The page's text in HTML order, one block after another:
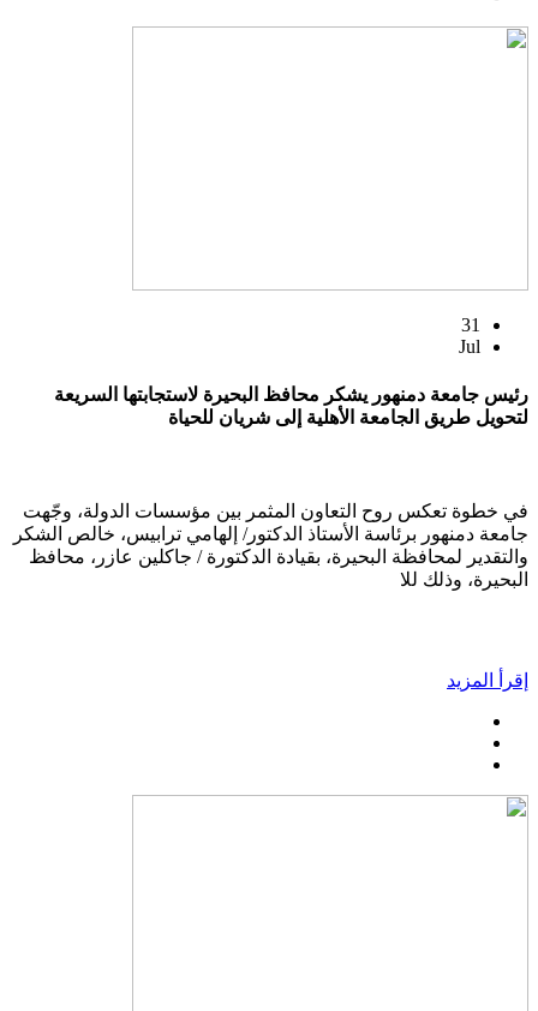
31
Jul
رئيس جامعة دمنهور يشكر محافظ البحيرة لاستجابتها السريعة
لتحويل طريق الجامعة الأهلية إلى شريان للحياة
في خطوة تعكس روح التعاون المثمر بين مؤسسات الدولة، وجّهت
جامعة دمنهور برئاسة الأستاذ الدكتور/ إلهامي ترابيس، خالص الشكر
والتقدير لمحافظة البحيرة، بقيادة الدكتورة / جاكلين عازر، محافظ
البحيرة، وذلك للا
إقرأ المزيد